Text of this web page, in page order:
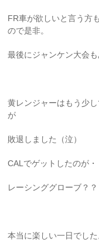
FR車が欲しいと言う方
ので是非。
最後にジャンケン大会も
黄レンジャーはもう少
が
敗退しました（泣）
CALでゲットしたのが・
レーシンググローブ？
本当に楽しい一日でした